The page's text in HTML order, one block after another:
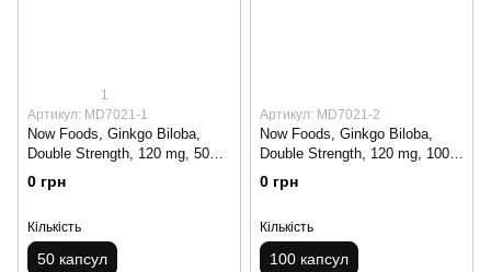
1
Артикул: MD7021-1
Now Foods, Ginkgo Biloba,
Double Strength, 120 mg, 50
капсул
0 грн
Кількість
50 капсул
Артикул: MD7021-2
Now Foods, Ginkgo Biloba,
Double Strength, 120 mg, 100
капсул
0 грн
Кількість
100 капсул